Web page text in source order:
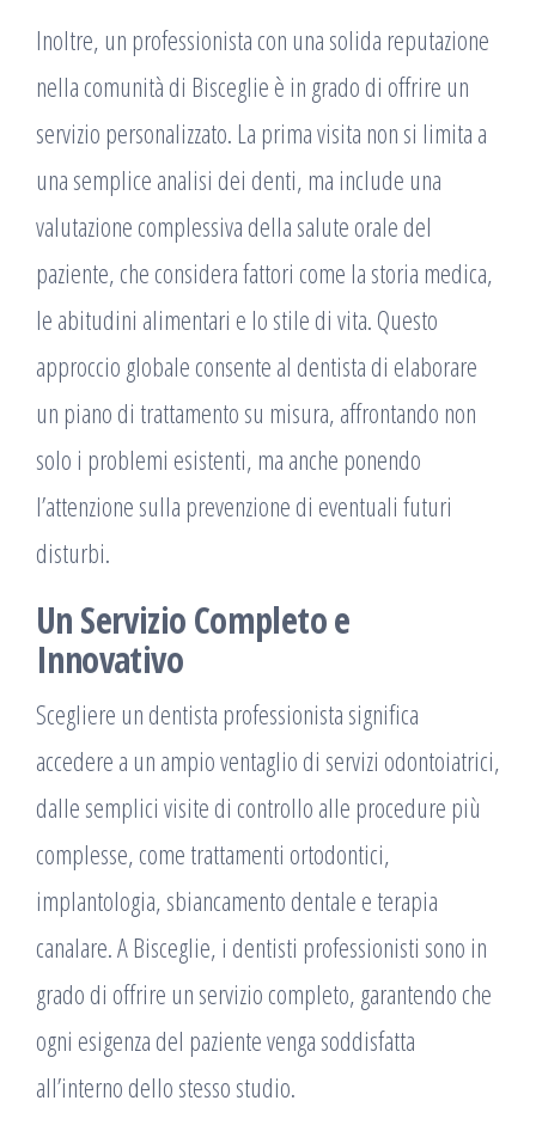
Inoltre, un professionista con una solida reputazione
nella comunità di Bisceglie è in grado di offrire un
servizio personalizzato. La prima visita non si limita a
una semplice analisi dei denti, ma include una
valutazione complessiva della salute orale del
paziente, che considera fattori come la storia medica,
le abitudini alimentari e lo stile di vita. Questo
approccio globale consente al dentista di elaborare
un piano di trattamento su misura, affrontando non
solo i problemi esistenti, ma anche ponendo
l’attenzione sulla prevenzione di eventuali futuri
disturbi.
Un Servizio Completo e
Innovativo
Scegliere un dentista professionista significa
accedere a un ampio ventaglio di servizi odontoiatrici,
dalle semplici visite di controllo alle procedure più
complesse, come trattamenti ortodontici,
implantologia, sbiancamento dentale e terapia
canalare. A Bisceglie, i dentisti professionisti sono in
grado di offrire un servizio completo, garantendo che
ogni esigenza del paziente venga soddisfatta
all’interno dello stesso studio.